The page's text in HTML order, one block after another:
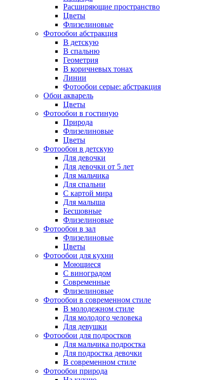
Расширяющие пространство
Цветы
Флизелиновые
Фотообои абстракция
В детскую
В спальню
Геометрия
В коричневых тонах
Линии
Фотообои серые: абстракция
Обои акварель
Цветы
Фотообои в гостиную
Природа
Флизелиновые
Цветы
Фотообои в детскую
Для девочки
Для девочки от 5 лет
Для мальчика
Для спальни
С картой мира
Для малыша
Бесшовные
Флизелиновые
Фотообои в зал
Флизелиновые
Цветы
Фотообои для кухни
Моющиеся
С виноградом
Современные
Флизелиновые
Фотообои в современном стиле
В молодежном стиле
Для молодого человека
Для девушки
Фотообои для подростков
Для мальчика подростка
Для подростка девочки
В современном стиле
Фотообои природа